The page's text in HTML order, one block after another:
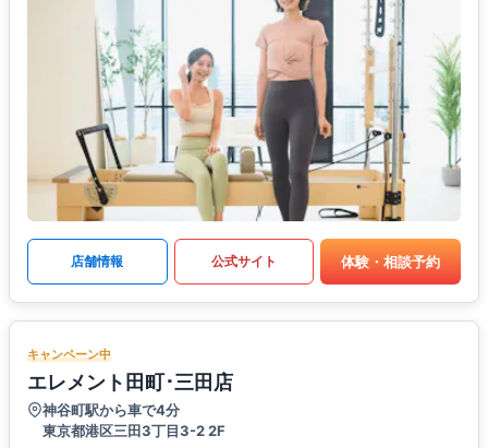
店舗情報 公式サイト 体験・相談予約
キャンペーン中
エレメント田町･三田店
神谷町駅から車で4分
東京都港区三田3丁目3-2 2F